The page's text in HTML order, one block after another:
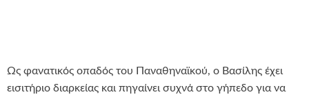
Ως φανατικός οπαδός του Παναθηναϊκού, ο Βασίλης έχει
εισιτήριο διαρκείας και πηγαίνει συχνά στο γήπεδο για να